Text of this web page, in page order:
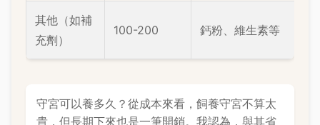
其他（如補
充劑）
100-200 鈣粉、維生素等
守宮可以養多久？從成本來看，飼養守宮不算太
貴，但長期下來也是一筆開銷。我認為，與其省